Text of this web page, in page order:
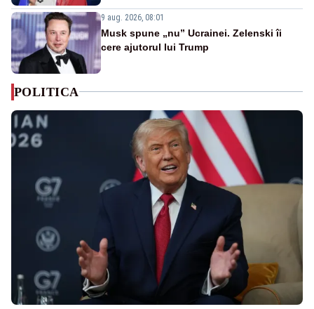
9 aug. 2026, 08:01
Musk spune „nu” Ucrainei. Zelenski îi
cere ajutorul lui Trump
POLITICA